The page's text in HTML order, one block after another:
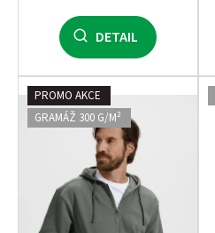
DETAIL
PROMO AKCE
GRAMÁŽ 300 G/M²